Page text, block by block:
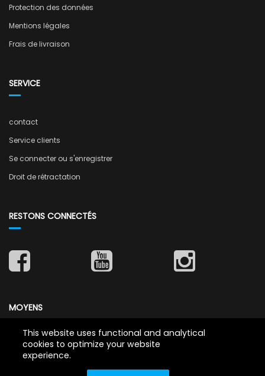
Protection des données
Mentions légales
Frais de livraison
SERVICE
contact
Service clients
Se connecter ou s'enregistrer
Droit de rétractation
RESTONS CONNECTÉS
MOYENS
This website uses functional and analytical
cookies to optimize your website
experience.